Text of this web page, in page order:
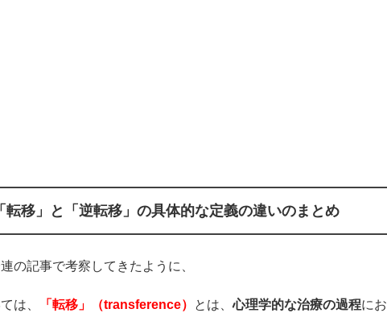
転移」と「逆転移」の具体的な定義の違いのまとめ
の記事で考察してきたように、
は、 「転移」（transference） とは、心理学的な治療の過程にお